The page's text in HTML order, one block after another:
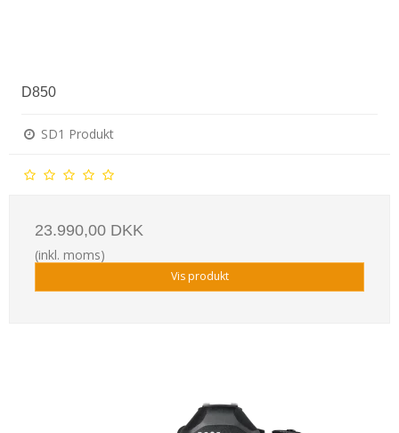
D850
SD1 Produkt
23.990,00 DKK
(inkl. moms)
Vis produkt